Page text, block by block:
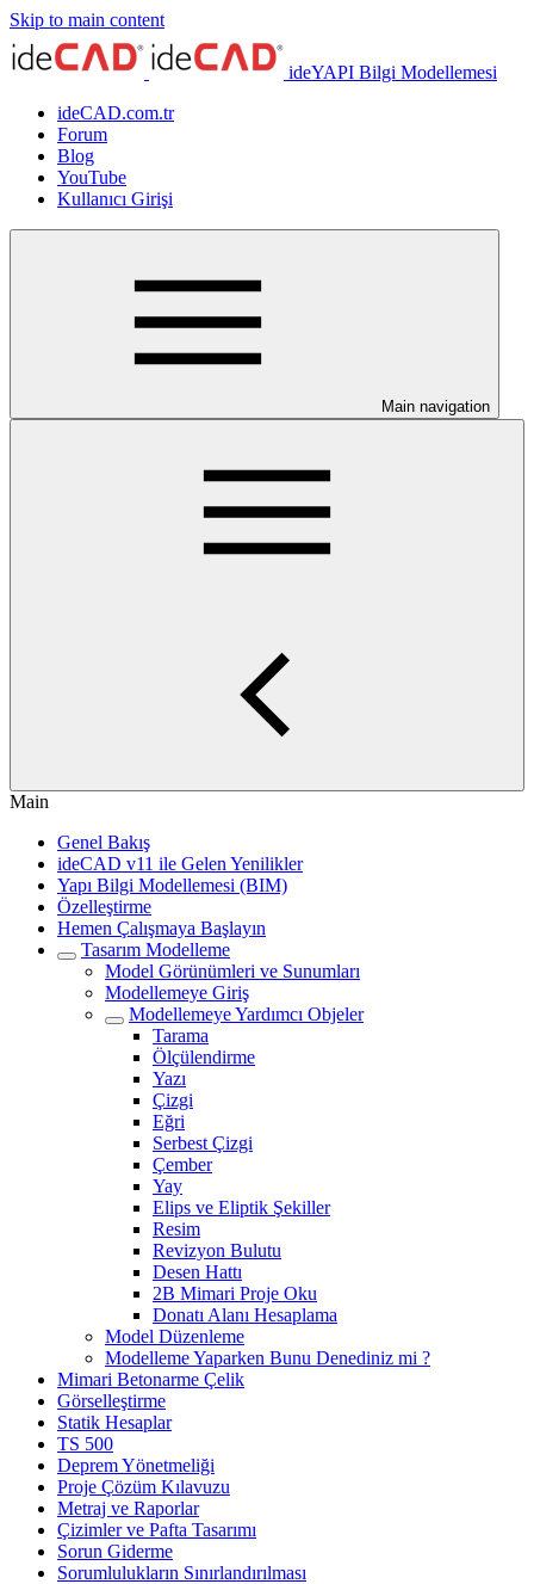
Skip to main content
ideYAPI Bilgi Modellemesi
ideCAD.com.tr
Forum
Blog
YouTube
Kullanıcı Girişi
Main navigation
Main
Genel Bakış
ideCAD v11 ile Gelen Yenilikler
Yapı Bilgi Modellemesi (BIM)
Özelleştirme
Hemen Çalışmaya Başlayın
Tasarım Modelleme
Model Görünümleri ve Sunumları
Modellemeye Giriş
Modellemeye Yardımcı Objeler
Tarama
Ölçülendirme
Yazı
Çizgi
Eğri
Serbest Çizgi
Çember
Yay
Elips ve Eliptik Şekiller
Resim
Revizyon Bulutu
Desen Hattı
2B Mimari Proje Oku
Donatı Alanı Hesaplama
Model Düzenleme
Modelleme Yaparken Bunu Denediniz mi ?
Mimari Betonarme Çelik
Görselleştirme
Statik Hesaplar
TS 500
Deprem Yönetmeliği
Proje Çözüm Kılavuzu
Metraj ve Raporlar
Çizimler ve Pafta Tasarımı
Sorun Giderme
Sorumlulukların Sınırlandırılması